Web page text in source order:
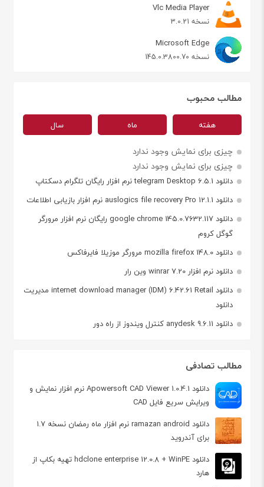
Vlc Media Player
نسخه 3.0.21
Microsoft Edge
نسخه 145.0.3800.70
مطالب محبوب
هفته ماه سال
چیزی برای نمایش وجود ندارد
چیزی برای نمایش وجود ندارد
دانلود telegram Desktop 6.5.1 نرم افزار رایگان تلگرام دسکتاپ
دانلود auslogics file recovery Pro 12.1.1 نرم افزار بازیابی اطلاعات
دانلود google chrome 145.0.7632.117 رایگان نرم افزار مرورگر
گوگل کروم
دانلود mozilla firefox 148.0 مرورگر موزیلا فایرفاکس
دانلود نرم افزار winrar 7.20 وین رار
دانلود internet download manager (IDM) 6.42.61 Retail مدیریت
دانلود
دانلود anydesk 9.6.11 کنترل ویندوز از راه دور
مطالب تصادفی
دانلود Apowersoft CAD Viewer 1.0.4.1 نرم افزار نمایش و
ویرایش سریع فایل CAD
دانلود ramazan android نرم افزار ماه رمضان نسخه 1.7
برای آندروید
دانلود hdclone enterprise 12.0.8 + WinPE تهیه بکاپ از
هارد